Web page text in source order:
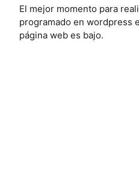
El mejor momento para
programado en wordpress
página web es bajo.